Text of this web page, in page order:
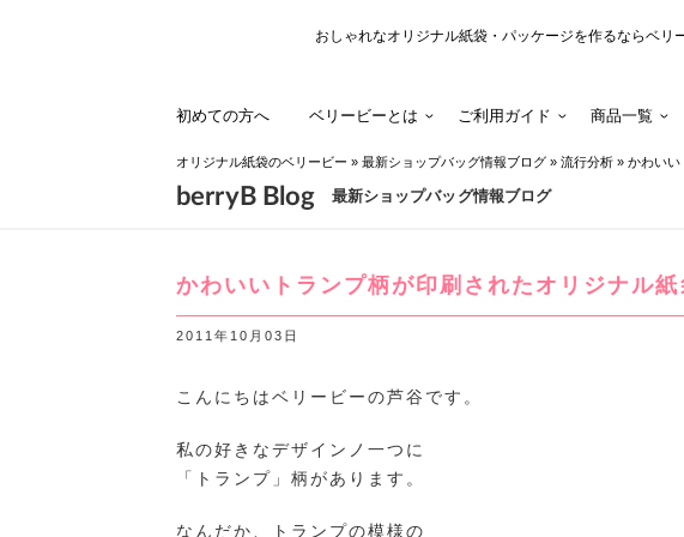
おしゃれなオリジナル紙袋・パッケージを作るならベリ
初めての方へ ベリービーとは ご利用ガイド 商品一覧
オリジナル紙袋のベリービー » 最新ショップバッグ情報ブログ » 流行分析 » かわいい
最新ショップバッグ情報ブログ
berryB Blog
かわいいトランプ柄が印刷されたオリジナル紙
2011年10月03日
こんにちはベリービーの芦谷です。
私の好きなデザインノ一つに
「トランプ」柄があります。
なんだか、トランプの模様の